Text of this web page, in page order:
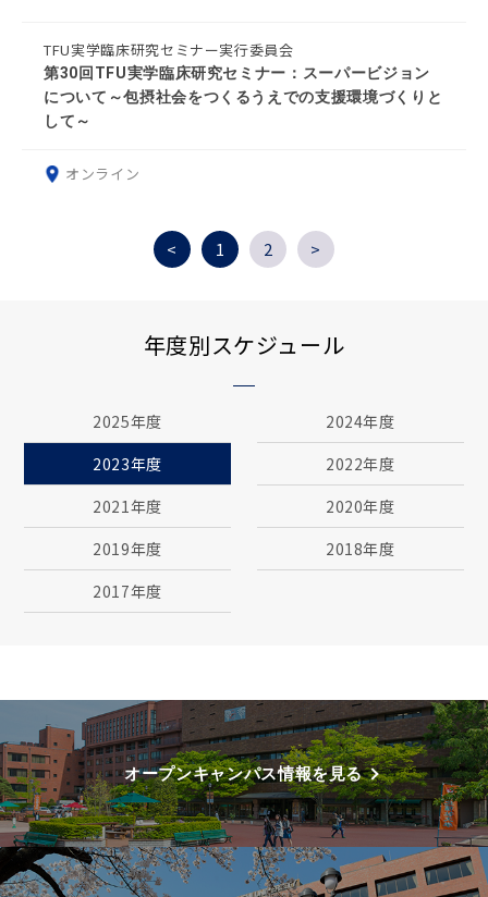
TFU実学臨床研究セミナー実行委員会
第30回TFU実学臨床研究セミナー：スーパービジョン
について～包摂社会をつくるうえでの支援環境づくりと
して～
オンライン
< 1 2 >
年度別スケジュール
2025年度
2024年度
2023年度
2022年度
2021年度
2020年度
2019年度
2018年度
2017年度
オープンキャンパス情報を見る